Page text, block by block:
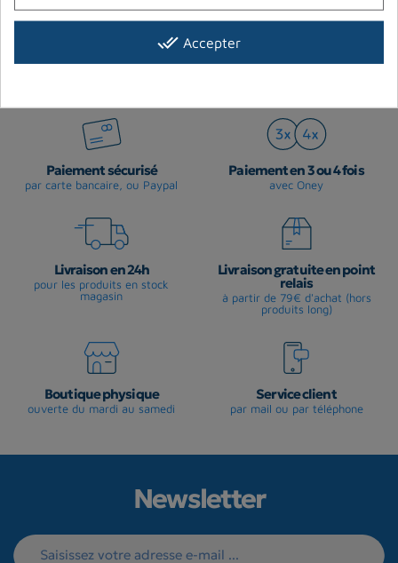
Octopus Freediving
En stock magasin
BEUCHAT
Prix
20,40 €
Rupture de stock
Paiement sécurisé
par carte bancaire, ou Paypal
Paiement en 3 ou 4 fois
avec Oney
Livraison en 24h
pour les produits en stock
magasin
Livraison gratuite en point
relais
à partir de 79€ d'achat (hors
produits long)
Boutique physique
ouverte du mardi au samedi
Service client
par mail ou par téléphone
Newsletter
done_all Accepter